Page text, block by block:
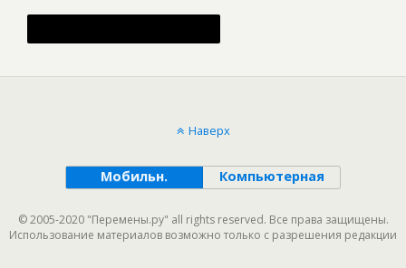
Наверх
Мобильн. Компьютерная
© 2005-2020 "Перемены.ру" all rights reserved. Все права защищены.
Использование материалов возможно только с разрешения редакции